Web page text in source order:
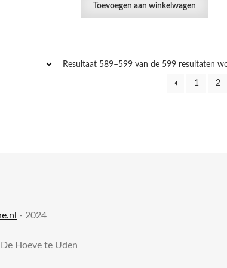
Toevoegen aan winkelwagen
Resultaat 589–599 van de 599 resultaten
1 2
- 2024
Hoeve te Uden